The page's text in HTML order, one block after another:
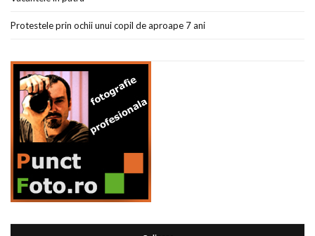
Protestele prin ochii unui copil de aproape 7 ani